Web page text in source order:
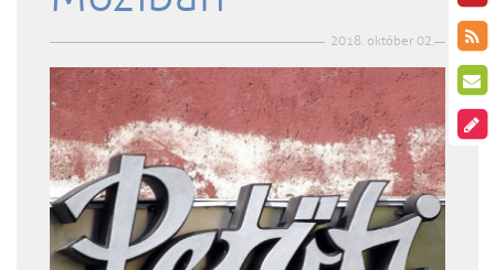
2018. október 02.